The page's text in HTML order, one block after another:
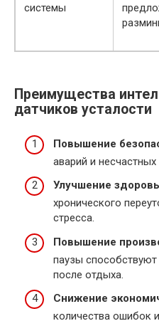
системы
Преимущества
датчиков усталости
Повышение
аварий и несчастных
Улучшение
хронического
стресса.
Повышение
паузы
после отдыха.
Снижение
количества ошибок